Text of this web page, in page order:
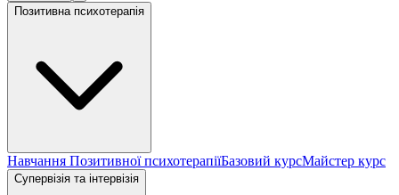
Позитивна психотерапія
Навчання Позитивної психотерапіїБазовий курсМайстер курс
Супервізія та інтервізія